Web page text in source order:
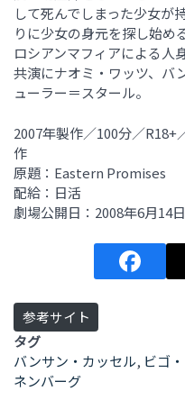
して死んでしまった少女が
りに少女の身元を探し始め
ロシアンマフィアによる
共演にナオミ・ワッツ、バ
ューラー＝スタール。
2007年製作／100分／
作
原題：Eastern Promises
配給：日活
劇場公開日：2008年6月14日
参考サイト
タグ
バンサン・カッセル, ビゴ
ネンバーグ